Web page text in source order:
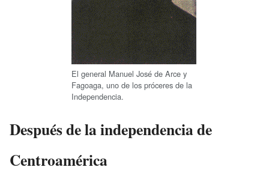
El general Manuel José de Arce y
Fagoaga, uno de los próceres de la
Independencia.
Después de la independencia de
Centroamérica